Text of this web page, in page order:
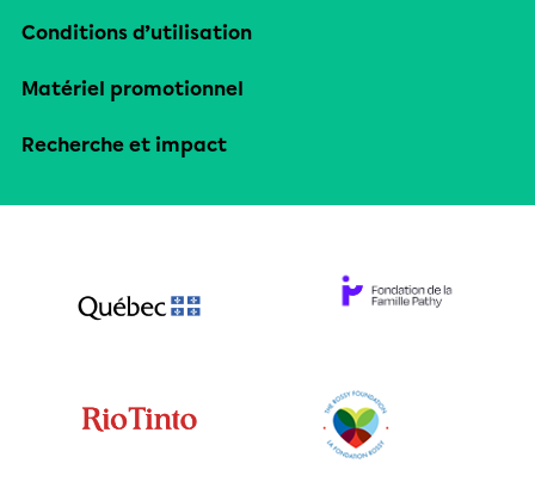
Conditions d’utilisation
Matériel promotionnel
Recherche et impact